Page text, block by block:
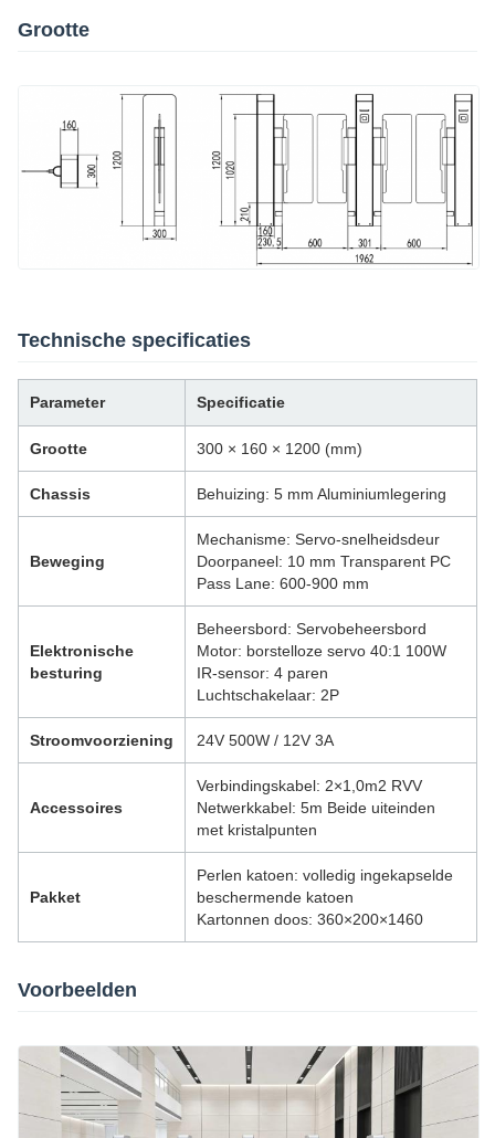
Grootte
Technische specificaties
Parameter Specificatie
Grootte 300 × 160 × 1200 (mm)
Chassis Behuizing: 5 mm Aluminiumlegering
Beweging
Mechanisme: Servo-snelheidsdeur
Doorpaneel: 10 mm Transparent PC
Pass Lane: 600-900 mm
Elektronische
besturing
Beheersbord: Servobeheersbord
Motor: borstelloze servo 40:1 100W
IR-sensor: 4 paren
Luchtschakelaar: 2P
Stroomvoorziening 24V 500W / 12V 3A
Accessoires
Verbindingskabel: 2×1,0m2 RVV
Netwerkkabel: 5m Beide uiteinden
met kristalpunten
Pakket
Perlen katoen: volledig ingekapselde
beschermende katoen
Kartonnen doos: 360×200×1460
Voorbeelden